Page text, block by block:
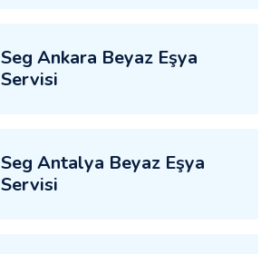
Seg Ankara Beyaz Eşya
Servisi
Seg Antalya Beyaz Eşya
Servisi